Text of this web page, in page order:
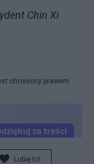
Chin Xi
chroniony prawem
Lubię to!